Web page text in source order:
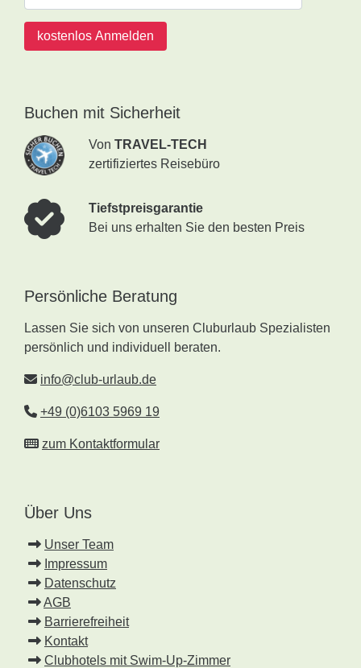
kostenlos Anmelden
Buchen mit Sicherheit
Von TRAVEL-TECH
zertifiziertes Reisebüro
Tiefstpreisgarantie
Bei uns erhalten Sie den besten Preis
Persönliche Beratung
Lassen Sie sich von unseren Cluburlaub Spezialisten
persönlich und individuell beraten.
info@club-urlaub.de
+49 (0)6103 5969 19
zum Kontaktformular
Über Uns
Unser Team
Impressum
Datenschutz
AGB
Barrierefreiheit
Kontakt
Clubhotels mit Swim-Up-Zimmer